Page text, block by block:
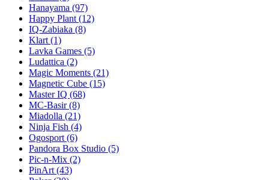
Hanayama (97)
Happy Plant (12)
IQ-Zabiaka (8)
Klart (1)
Lavka Games (5)
Ludattica (2)
Magic Moments (21)
Magnetic Cube (15)
Master IQ (68)
MC-Basir(8)
Miadolla (21)
Ninja Fish (4)
Ogosport (6)
Pandora Box Studio (5)
Pic-n-Mix (2)
PinArt (43)